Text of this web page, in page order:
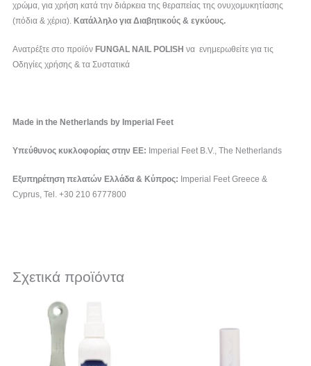
χρώμα, για χρήση κατά την διάρκεια της θεραπείας της ονυχομυκητίασης
(πόδια & χέρια). Κατάλληλο για Διαβητικούς & εγκύους.
Ανατρέξτε στο προϊόν FUNGAL NAIL POLISHνα ενημερωθείτε για τις
Οδηγίες χρήσης & τα Συστατικά
Made in the Netherlands by Imperial Feet
Υπεύθυνος κυκλοφορίας στην ΕΕ: Imperial Feet B.V., The Netherlands
Εξυπηρέτηση πελατών Ελλάδα & Κύπρος: Imperial Feet Greece &
Cyprus, Tel. +30 210 6777800
Σχετικά προϊόντα